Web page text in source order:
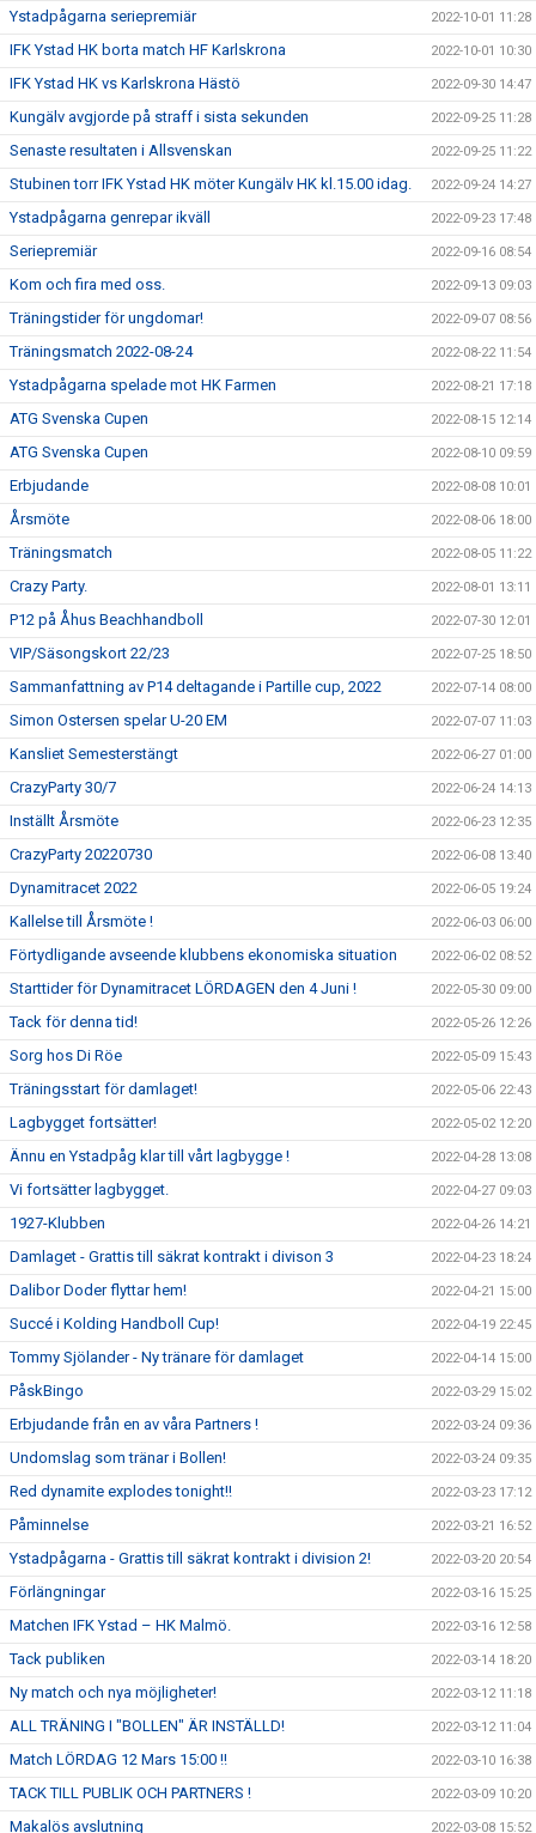
Ystadpågarna seriepremiär 2022-10-01 11:28
IFK Ystad HK borta match HF Karlskrona 2022-10-01 10:30
IFK Ystad HK vs Karlskrona Hästö 2022-09-30 14:47
Kungälv avgjorde på straff i sista sekunden 2022-09-25 11:28
Senaste resultaten i Allsvenskan 2022-09-25 11:22
Stubinen torr IFK Ystad HK möter Kungälv HK kl.15.00 idag. 2022-09-24 14:27
Ystadpågarna genrepar ikväll 2022-09-23 17:48
Seriepremiär 2022-09-16 08:54
Kom och fira med oss. 2022-09-13 09:03
Träningstider för ungdomar! 2022-09-07 08:56
Träningsmatch 2022-08-24 2022-08-22 11:54
Ystadpågarna spelade mot HK Farmen 2022-08-21 17:18
ATG Svenska Cupen 2022-08-15 12:14
ATG Svenska Cupen 2022-08-10 09:59
Erbjudande 2022-08-08 10:01
Årsmöte 2022-08-06 18:00
Träningsmatch 2022-08-05 11:22
Crazy Party. 2022-08-01 13:11
P12 på Åhus Beachhandboll 2022-07-30 12:01
VIP/Säsongskort 22/23 2022-07-25 18:50
Sammanfattning av P14 deltagande i Partille cup, 2022 2022-07-14 08:00
Simon Ostersen spelar U-20 EM 2022-07-07 11:03
Kansliet Semesterstängt 2022-06-27 01:00
CrazyParty 30/7 2022-06-24 14:13
Inställt Årsmöte 2022-06-23 12:35
CrazyParty 20220730 2022-06-08 13:40
Dynamitracet 2022 2022-06-05 19:24
Kallelse till Årsmöte ! 2022-06-03 06:00
Förtydligande avseende klubbens ekonomiska situation 2022-06-02 08:52
Starttider för Dynamitracet LÖRDAGEN den 4 Juni ! 2022-05-30 09:00
Tack för denna tid! 2022-05-26 12:26
Sorg hos Di Röe 2022-05-09 15:43
Träningsstart för damlaget! 2022-05-06 22:43
Lagbygget fortsätter! 2022-05-02 12:20
Ännu en Ystadpåg klar till vårt lagbygge ! 2022-04-28 13:08
Vi fortsätter lagbygget. 2022-04-27 09:03
1927-Klubben 2022-04-26 14:21
Damlaget - Grattis till säkrat kontrakt i divison 3 2022-04-23 18:24
Dalibor Doder flyttar hem! 2022-04-21 15:00
Succé i Kolding Handboll Cup! 2022-04-19 22:45
Tommy Sjölander - Ny tränare för damlaget 2022-04-14 15:00
PåskBingo 2022-03-29 15:02
Erbjudande från en av våra Partners ! 2022-03-24 09:36
Undomslag som tränar i Bollen! 2022-03-24 09:35
Red dynamite explodes tonight!! 2022-03-23 17:12
Påminnelse 2022-03-21 16:52
Ystadpågarna - Grattis till säkrat kontrakt i division 2! 2022-03-20 20:54
Förlängningar 2022-03-16 15:25
Matchen IFK Ystad – HK Malmö. 2022-03-16 12:58
Tack publiken 2022-03-14 18:20
Ny match och nya möjligheter! 2022-03-12 11:18
ALL TRÄNING I "BOLLEN" ÄR INSTÄLLD! 2022-03-12 11:04
Match LÖRDAG 12 Mars 15:00 !! 2022-03-10 16:38
TACK TILL PUBLIK OCH PARTNERS ! 2022-03-09 10:20
Makalös avslutning 2022-03-08 15:52